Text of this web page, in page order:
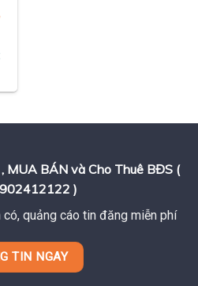
MUA BÁN và Cho Thuê BĐS (
)
quảng cáo tin đăng miễn phí
TIN NGAY